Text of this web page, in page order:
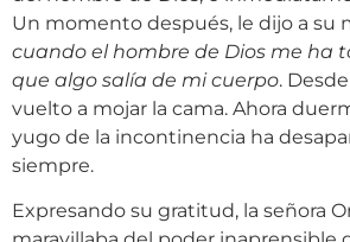
Un momento después, le dijo a su
cuando el hombre de Dios me ha
que algo salía de mi cuerpo.
vuelto a mojar la cama. Ahora
yugo de la incontinencia ha
siempre.
Expresando su gratitud, la señora